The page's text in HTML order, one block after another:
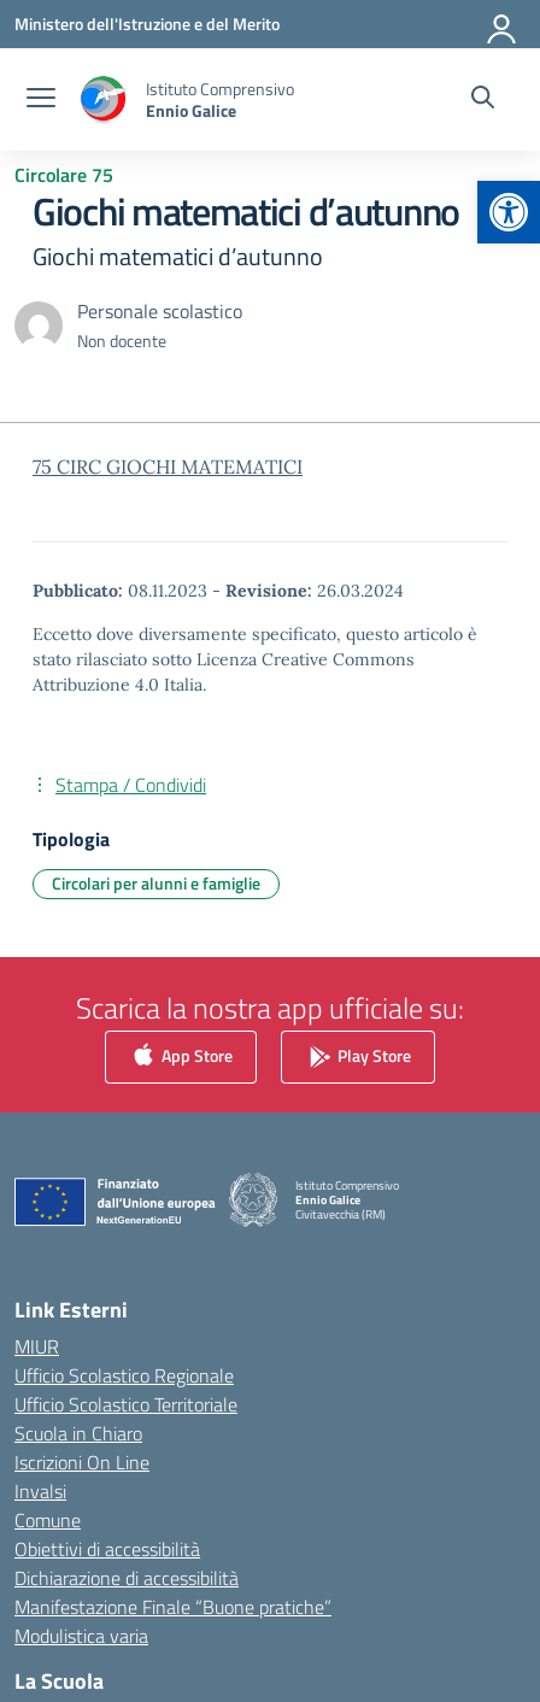
Vai ai contenuti
Vai al menu di navigazione
Vai al footer
Ministero dell'Istruzione e del Merito
Istituto Comprensivo
Ennio Galice
Circolare 75
Giochi matematici d’autunno
Giochi matematici d’autunno
Personale scolastico
Non docente
75 CIRC GIOCHI MATEMATICI
Pubblicato: 08.11.2023 - Revisione: 26.03.2024
Eccetto dove diversamente specificato, questo articolo è
stato rilasciato sotto Licenza Creative Commons
Attribuzione 4.0 Italia.
Stampa / Condividi
Tipologia
Circolari per alunni e famiglie
Scarica la nostra app ufficiale su:
App Store Play Store
Istituto Comprensivo
Ennio Galice
Civitavecchia (RM)
Link Esterni
MIUR
Ufficio Scolastico Regionale
Ufficio Scolastico Territoriale
Scuola in Chiaro
Iscrizioni On Line
Invalsi
Comune
Obiettivi di accessibilità
Dichiarazione di accessibilità
Manifestazione Finale “Buone pratiche”
Modulistica varia
La Scuola